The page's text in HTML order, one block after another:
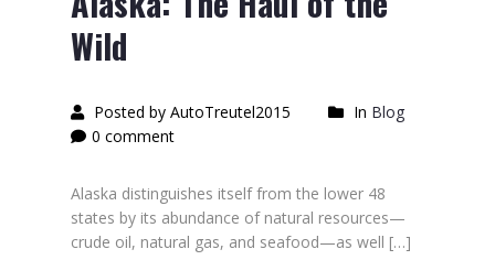
Wild
Posted by AutoTreutel2015 In Blog
0 comment
Alaska distinguishes itself from the lower 48
states by its abundance of natural resources—
crude oil, natural gas, and seafood—as well […]